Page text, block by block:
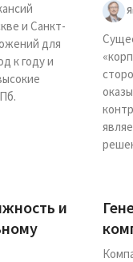
и Санкт-
для
к году и
и